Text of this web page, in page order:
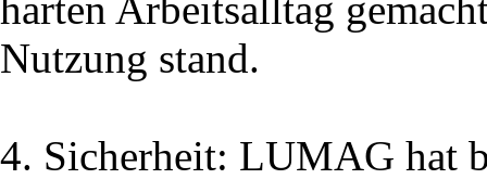
Nutzung stand.
4. Sicherheit: LUMAG hat